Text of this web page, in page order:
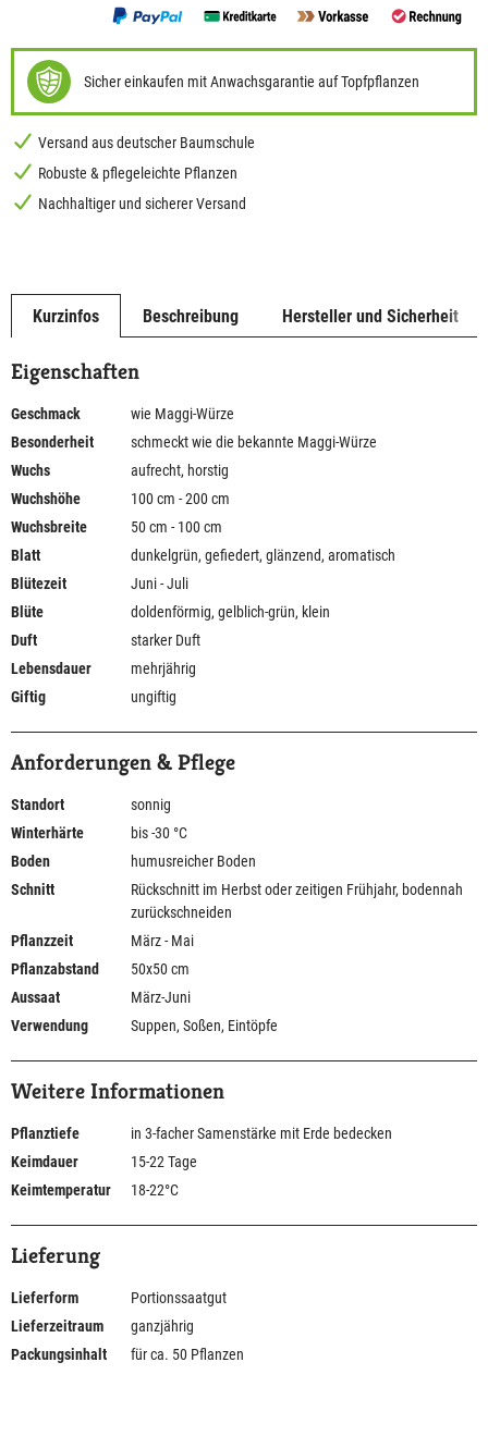
Sicher einkaufen mit Anwachsgarantie auf Topfpflanzen
Versand aus deutscher Baumschule
Robuste & pflegeleichte Pflanzen
Nachhaltiger und sicherer Versand
Kurzinfos Beschreibung Hersteller und Sicherheit
Eigenschaften
Geschmack
wie Maggi-Würze
Besonderheit
schmeckt wie die bekannte Maggi-Würze
Wuchs
aufrecht, horstig
Wuchshöhe
100 cm - 200 cm
Wuchsbreite
50 cm - 100 cm
Blatt
dunkelgrün, gefiedert, glänzend, aromatisch
Blütezeit
Juni - Juli
Blüte
doldenförmig, gelblich-grün, klein
Duft
starker Duft
Lebensdauer
mehrjährig
Giftig
ungiftig
Anforderungen & Pflege
Standort
sonnig
Winterhärte
bis -30 °C
Boden
humusreicher Boden
Schnitt
Rückschnitt im Herbst oder zeitigen Frühjahr, bodennah
zurückschneiden
Pflanzzeit
März - Mai
Pflanzabstand
50x50 cm
Aussaat
März-Juni
Verwendung
Suppen, Soßen, Eintöpfe
Weitere Informationen
Pflanztiefe
in 3-facher Samenstärke mit Erde bedecken
Keimdauer
15-22 Tage
Keimtemperatur
18-22°C
Lieferung
Lieferform
Portionssaatgut
Lieferzeitraum
ganzjährig
Packungsinhalt
für ca. 50 Pflanzen